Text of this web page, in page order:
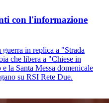
con l'informazione
in replica a "Strada
che libera a "Chiese in
la Santa Messa domenicale
su RSI Rete Due.